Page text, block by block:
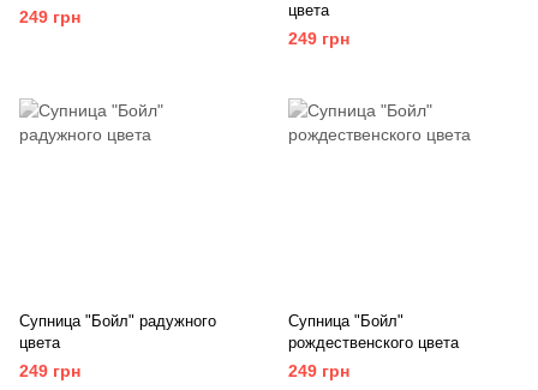
249 грн
цвета
249 грн
Супница "Бойл" радужного
цвета
249 грн
Супница "Бойл"
рождественского цвета
249 грн